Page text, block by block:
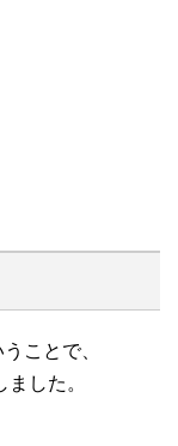
ことで、
ました。